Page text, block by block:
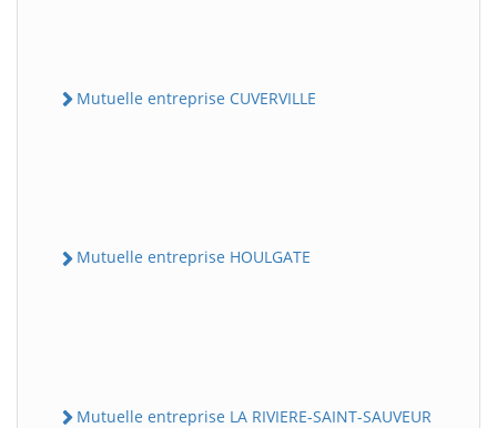
Mutuelle entreprise CUVERVILLE
Mutuelle entreprise HOULGATE
Mutuelle entreprise LA RIVIERE-SAINT-SAUVEUR